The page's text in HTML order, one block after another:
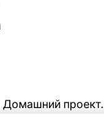
Домашний проект.